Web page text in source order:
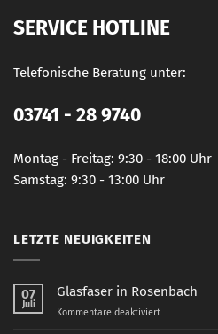
SERVICE HOTLINE
Telefonische Beratung unter:
03741 - 28 9740
Montag - Freitag: 9:30 - 18:00 Uhr
Samstag: 9:30 - 13:00 Uhr
LETZTE NEUIGKEITEN
07
Juli
Glasfaser in Rosenbach
Kommentare deaktiviertfür